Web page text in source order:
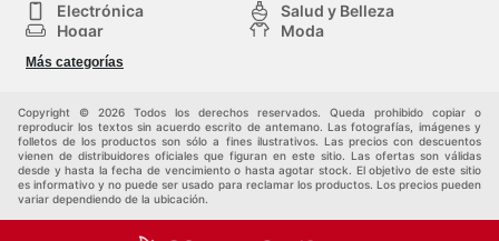
Electrónica
Salud y Belleza
Hogar
Moda
Herramientas y jardinería
Infancia
Más categorías
Copyright © 2026 Todos los derechos reservados. Queda prohibido copiar o
reproducir los textos sin acuerdo escrito de antemano. Las fotografías, imágenes y
folletos de los productos son sólo a fines ilustrativos. Las precios con descuentos
vienen de distribuidores oficiales que figuran en este sitio. Las ofertas son válidas
desde y hasta la fecha de vencimiento o hasta agotar stock. El objetivo de este sitio
es informativo y no puede ser usado para reclamar los productos. Los precios pueden
variar dependiendo de la ubicación.